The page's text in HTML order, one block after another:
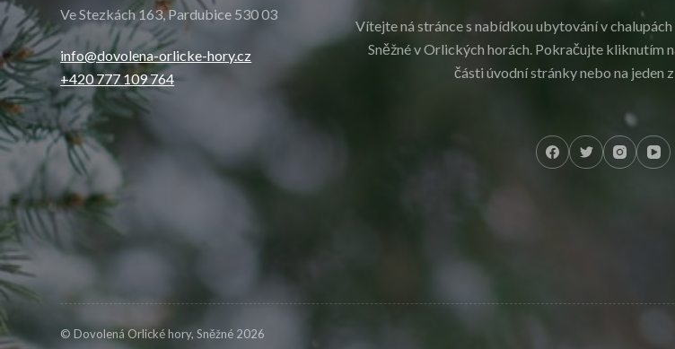
Ve Stezkách 163, Pardubice 530 03
info@dovolena-orlicke-hory.cz
+420 777 109 764
Vítejte ná stránce s nabídkou ubytování v
Sněžné v Orlických horách. Pokračujte kliknutím
části úvodní stránky nebo na jeden
©Dovolená Orlické hory, Sněžné 2026